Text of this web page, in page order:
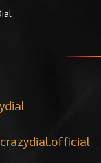
crazydial.official